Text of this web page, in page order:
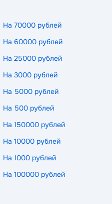
На 70000 рублей
На 60000 рублей
На 25000 рублей
На 3000 рублей
На 5000 рублей
На 500 рублей
На 150000 рублей
На 10000 рублей
На 1000 рублей
На 100000 рублей